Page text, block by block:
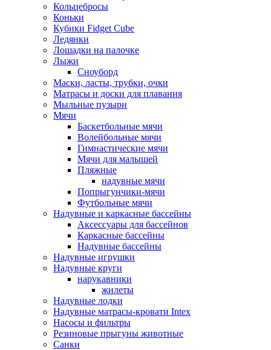
Кольцебросы
Коньки
Кубики Fidget Cube
Ледянки
Лошадки на палочке
Лыжи
Сноуборд
Маски, ласты, трубки, очки
Матрасы и доски для плавания
Мыльные пузыри
Мячи
Баскетбольные мячи
Волейбольные мячи
Гимнастические мячи
Мячи для малышей
Пляжные
надувные мячи
Попрыгунчики-мячи
Футбольные мячи
Надувные и каркасные бассейны
Аксессуары для бассейнов
Каркасные бассейны
Надувные бассейны
Надувные игрушки
Надувные круги
нарукавники
жилеты
Надувные лодки
Надувные матрасы-кровати Intex
Насосы и фильтры
Резиновые прыгуны животные
Санки